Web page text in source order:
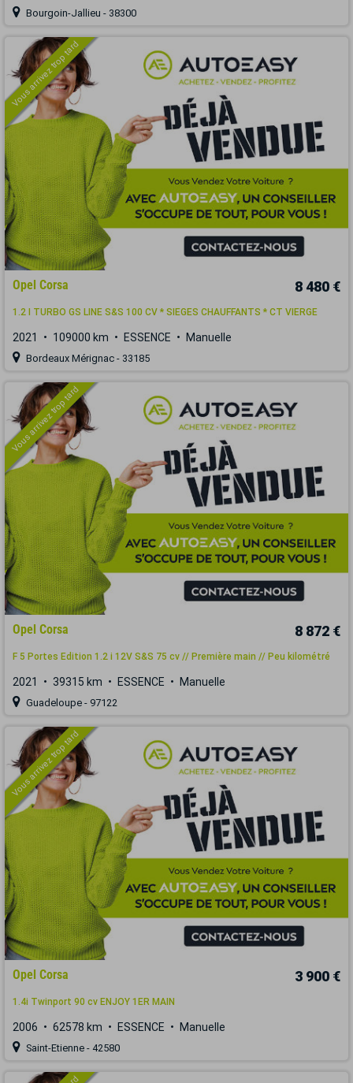
Bourgoin-Jallieu - 38300
Vous arrivez trop tard
Opel Corsa 8 480 €
1.2 I TURBO GS LINE S&S 100 CV * SIEGES CHAUFFANTS * CT VIERGE
2021 109000 km ESSENCE Manuelle
Bordeaux Mérignac - 33185
Vous arrivez trop tard
Opel Corsa 8 872 €
F 5 Portes Edition 1.2 i 12V S&S 75 cv // Première main // Peu kilométré
2021 39315 km ESSENCE Manuelle
Guadeloupe - 97122
Vous arrivez trop tard
Opel Corsa 3 900 €
1.4i Twinport 90 cv ENJOY 1ER MAIN
2006 62578 km ESSENCE Manuelle
Saint-Etienne - 42580